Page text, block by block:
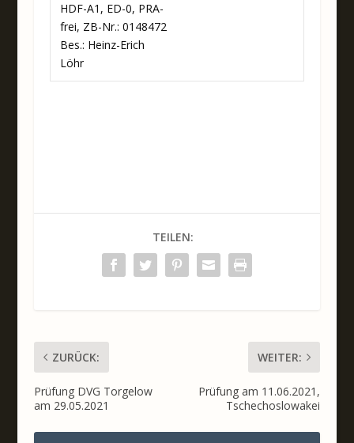
HDF-A1, ED-0, PRA-
frei, ZB-Nr.: 0148472
Bes.: Heinz-Erich
Löhr
TEILEN:
ZURÜCK:
Prüfung DVG Torgelow
am 29.05.2021
WEITER:
Prüfung am 11.06.2021,
Tschechoslowakei